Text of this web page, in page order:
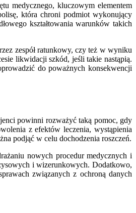
medycznego, kluczowym elementem
która chroni podmiot wykonujący
kształtowania warunków takich
zespół ratunkowy, czy też w wyniku
likwidacji szkód, jeśli takie nastąpią.
do poważnych konsekwencji
powinni rozważyć taką pomoc, gdy
z efektów leczenia, wystąpienia
podjąć w celu dochodzenia roszczeń.
nowych procedur medycznych i
i wizerunkowych. Dodatkowo,
związanych z ochroną danych